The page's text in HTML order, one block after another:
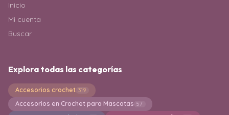
Inicio
Mi cuenta
Buscar
Explora todas las categorías
Accesorios crochet 319
Accesorios en Crochet para Mascotas 57